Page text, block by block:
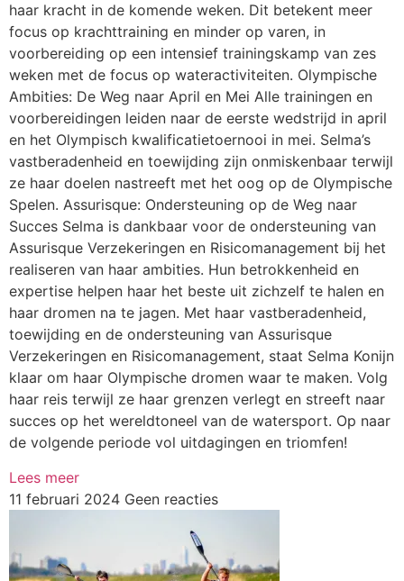
haar kracht in de komende weken. Dit betekent meer
focus op krachttraining en minder op varen, in
voorbereiding op een intensief trainingskamp van zes
weken met de focus op wateractiviteiten. Olympische
Ambities: De Weg naar April en Mei Alle trainingen en
voorbereidingen leiden naar de eerste wedstrijd in april
en het Olympisch kwalificatietoernooi in mei. Selma’s
vastberadenheid en toewijding zijn onmiskenbaar terwijl
ze haar doelen nastreeft met het oog op de Olympische
Spelen. Assurisque: Ondersteuning op de Weg naar
Succes Selma is dankbaar voor de ondersteuning van
Assurisque Verzekeringen en Risicomanagement bij het
realiseren van haar ambities. Hun betrokkenheid en
expertise helpen haar het beste uit zichzelf te halen en
haar dromen na te jagen. Met haar vastberadenheid,
toewijding en de ondersteuning van Assurisque
Verzekeringen en Risicomanagement, staat Selma Konijn
klaar om haar Olympische dromen waar te maken. Volg
haar reis terwijl ze haar grenzen verlegt en streeft naar
succes op het wereldtoneel van de watersport. Op naar
de volgende periode vol uitdagingen en triomfen!
Lees meer
11 februari 2024 Geen reacties